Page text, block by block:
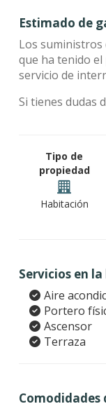
Estimado de
Los suministros
que ha tenido
servicio de
Si tienes dudas
Tipo de
propiedad
Habitación
Servicios en
Aire
Portero
Ascensor
Terraza